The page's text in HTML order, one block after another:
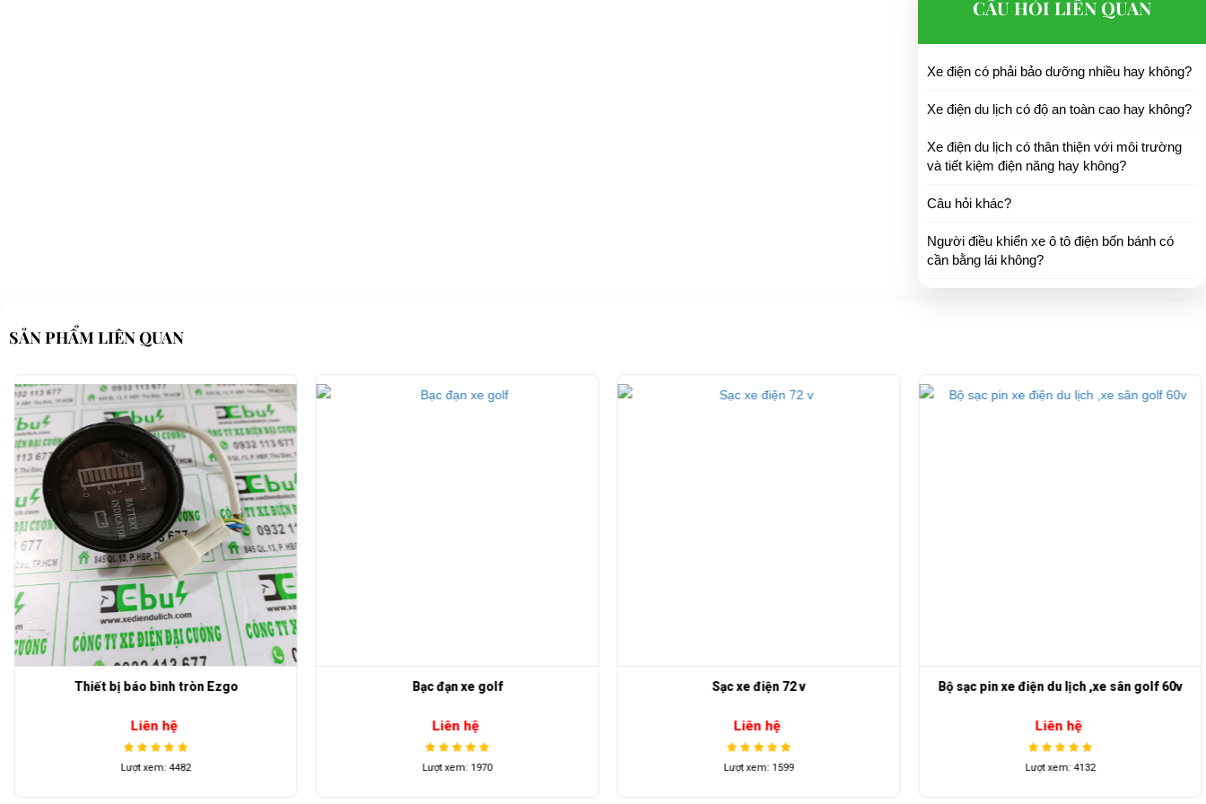
CÂU HỎI LIÊN QUAN
Xe điện có phải bảo dưỡng nhiều hay không?
Xe điện du lịch có độ an toàn cao hay không?
Xe điện du lịch có thân thiện với môi trường
và tiết kiệm điện năng hay không?
Câu hỏi khác?
Người điều khiển xe ô tô điện bốn bánh có
cần bằng lái không?
SẢN PHẨM LIÊN QUAN
Thiết bị báo bình tròn Ezgo
Liên hệ
Lượt xem: 4482
Bạc đạn xe golf
Liên hệ
Lượt xem: 1970
Sạc xe điện 72 v
Liên hệ
Lượt xem: 1599
Bộ sạc pin xe điện du lịch ,xe sân golf 60v
Liên hệ
Lượt xem: 4132